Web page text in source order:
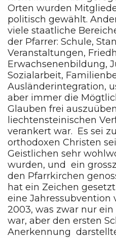
Orten wurden
politisch gewählt.
viele staatliche
der Pfarrer: Schule,
Veranstaltungen,
Erwachsenenbildung,
Sozialarbeit,
Ausländerintegration,
aber immer die
Glauben frei
liechtensteinischen
verankert war. Es sei
orthodoxen Christen
Geistlichen sehr
wurden, und ein
den Pfarrkirchen
hat ein Zeichen
eine Jahressubvention
2003, was zwar nur
war, aber den ersten
Anerkennung